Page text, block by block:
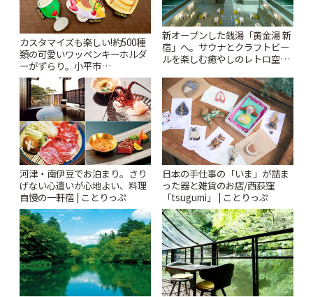
カスタマイズも楽しい!約500種
類の可愛いワッペンキーホルダ
ーがずらり。小平市
「Kimamaya T&K」 | ことりっ
ぷ
新オープンした銭湯「黄金湯 新
宿」へ。サウナとクラフトビー
ルを楽しむ癒やしのレトロ空間
河津・南伊豆でお泊まり。さり
げない心遣いが心地よい、料理
自慢の一軒宿 | ことりっぷ
日本の手仕事の「いま」が詰ま
った器と雑貨のお店/西荻窪
「tsugumi」 | ことりっぷ